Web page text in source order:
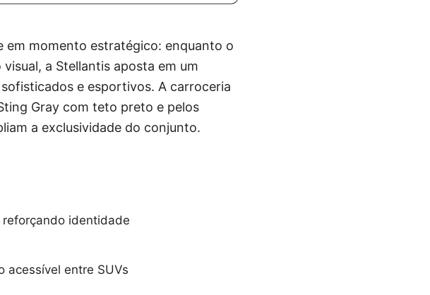
em momento estratégico: enquanto o
a Stellantis aposta em um
e esportivos. A carroceria
Gray com teto preto e pelos
a exclusividade do conjunto.
identidade
acessível entre SUVs